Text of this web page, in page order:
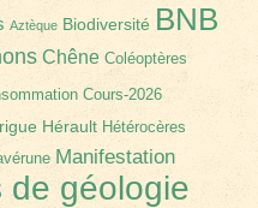
Aztèque Biodiversité BNB
Chêne Coléoptères
Cours-2026
Hérault Hétérocères
Manifestation
de géologie